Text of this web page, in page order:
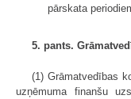
pārskata
5. pants.
(1) Grāmatvedības
uzņēmuma finanšu